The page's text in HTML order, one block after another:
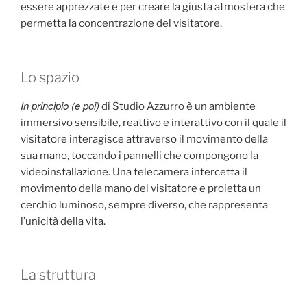
essere apprezzate e per creare la giusta atmosfera che
permetta la concentrazione del visitatore.
Lo spazio
In principio (e poi) di Studio Azzurro è un ambiente
immersivo sensibile, reattivo e interattivo con il quale il
visitatore interagisce attraverso il movimento della
sua mano, toccando i pannelli che compongono la
videoinstallazione. Una telecamera intercetta il
movimento della mano del visitatore e proietta un
cerchio luminoso, sempre diverso, che rappresenta
l’unicità della vita.
La struttura